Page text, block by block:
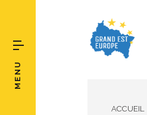
MENU
ACCUEIL